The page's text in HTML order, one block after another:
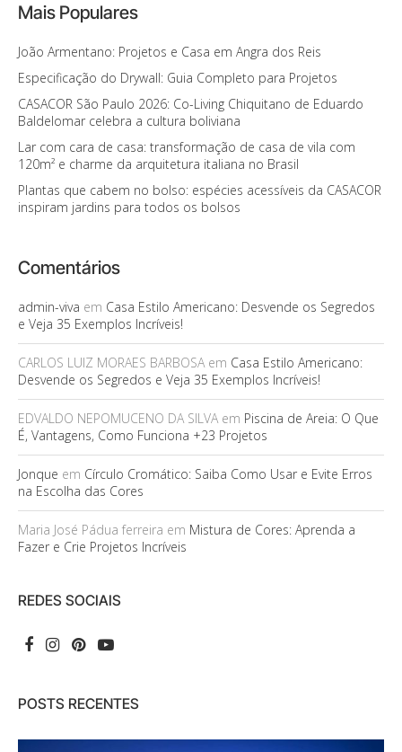
Mais Populares
João Armentano: Projetos e Casa em Angra dos Reis
Especificação do Drywall: Guia Completo para Projetos
CASACOR São Paulo 2026: Co-Living Chiquitano de Eduardo
Baldelomar celebra a cultura boliviana
Lar com cara de casa: transformação de casa de vila com
120m² e charme da arquitetura italiana no Brasil
Plantas que cabem no bolso: espécies acessíveis da CASACOR
inspiram jardins para todos os bolsos
Comentários
admin-viva em Casa Estilo Americano: Desvende os Segredos
e Veja 35 Exemplos Incríveis!
CARLOS LUIZ MORAES BARBOSA em Casa Estilo Americano:
Desvende os Segredos e Veja 35 Exemplos Incríveis!
EDVALDO NEPOMUCENO DA SILVA em Piscina de Areia: O Que
É, Vantagens, Como Funciona +23 Projetos
Jonque em Círculo Cromático: Saiba Como Usar e Evite Erros
na Escolha das Cores
Maria José Pádua ferreira em Mistura de Cores: Aprenda a
Fazer e Crie Projetos Incríveis
REDES SOCIAIS
POSTS RECENTES